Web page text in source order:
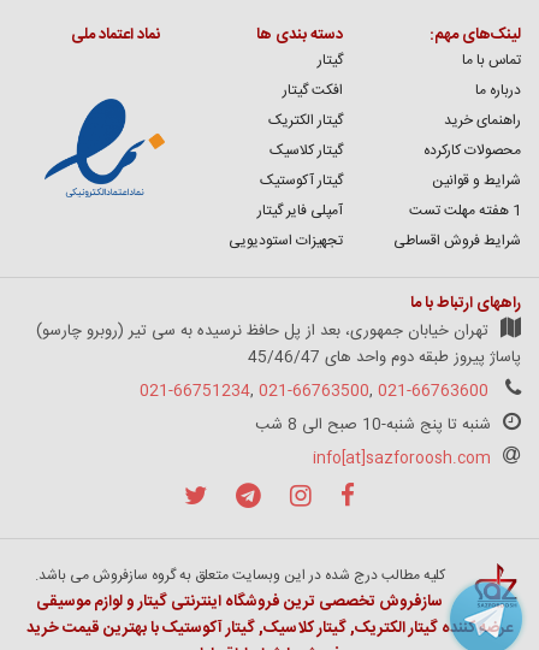
لینک‌های مهم:
تماس با ما
درباره ما
راهنمای خرید
محصولات کارکرده
شرایط و قوانین
1 هفته مهلت تست
شرایط فروش اقساطی
دسته بندی ها
گیتار
افکت گیتار
گیتار الکتریک
گیتار کلاسیک
گیتار آکوستیک
آمپلی فایر گیتار
تجهیزات استودیویی
نماد اعتماد ملی
راههای ارتباط با ما
تهران خیابان جمهوری، بعد از پل حافظ نرسیده به سی تیر (روبرو چارسو)
پاساژ پیروز طبقه دوم واحد های 45/46/47
021-66763600
,
021-66763500
,
021-66751234
شنبه تا پنج شنبه-10 صبح الی 8 شب
info[at]sazforoosh.com
کلیه مطالب درج شده در این وبسایت متعلق به گروه سازفروش می باشد.
سازفروش تخصصی ترین فروشگاه اینترنتی گیتار و لوازم موسیقی
عرضه کننده گیتار الکتریک, گیتار کلاسیک, گیتار آکوستیک با بهترین قیمت خرید